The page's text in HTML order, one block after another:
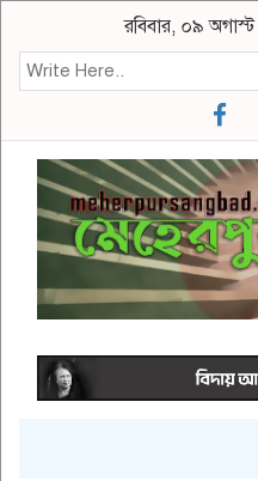
রবিবার, ০৯